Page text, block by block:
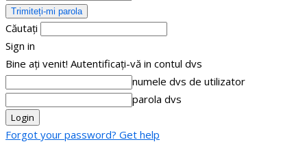
Căutați
Sign in
Bine ați venit! Autentificați-vă in contul dvs
numele dvs de utilizator
parola dvs
Forgot your password? Get help